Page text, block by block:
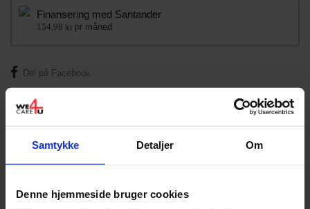
Samtykke Detaljer Om
Denne hjemmeside bruger cookies
Finansering med Santander
154,98 kr pr måned
Del på Facebook
Løsningen til dig, der døjer med uro og problemer i
benene eller til dig, der dyrker meget sport.
Fodmassagen yder venepumpemassage,